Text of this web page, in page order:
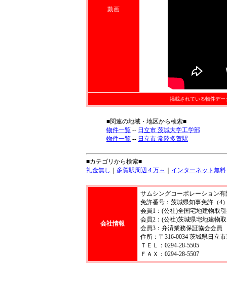
動画
掲載されている物件デ
■関連の地域・地区から検索■
物件一覧 -- 日立市 茨城大学工学部
物件一覧 -- 日立市 常陸多賀駅
■カテゴリから検索■
礼金無し ｜ 多賀駅周辺４万～ ｜ インターネット無料
会社情報
サムシングコーポレーション有
免許番号：茨城県知事免許（4
会員1：(公社)全国宅地建物取
会員2：(公社)茨城県宅地建物
会員3：弁済業務保証協会会員
住所：〒316-0034 茨城県日立
ＴＥＬ：0294-28-5505
ＦＡＸ：0294-28-5507